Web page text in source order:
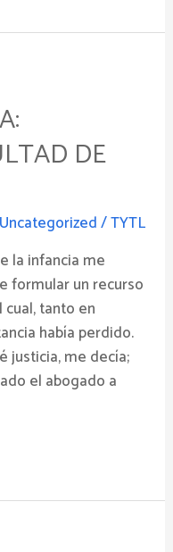
DE
Uncategorized/TYTL
la infancia me
formular un recurso
cual, tanto en
había perdido.
justicia, me decía;
el abogado a